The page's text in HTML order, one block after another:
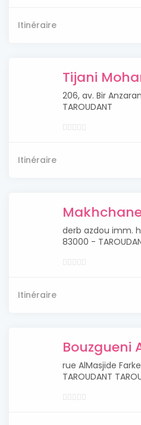
Itinéraire
Tijani
206, av. Bir
TAROUDANT
Itinéraire
derb azdou imm.
83000 -
Itinéraire
Bouzgueni
rue AlMasjide
TAROUDANT